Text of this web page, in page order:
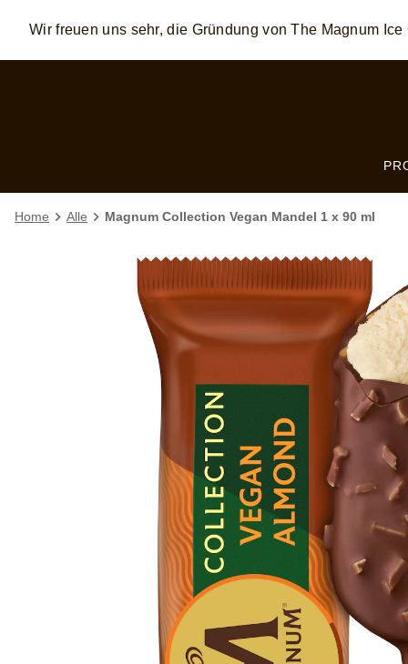
Skip to: MAIN CONTENT FOOTER
Wir freuen uns sehr, die Gründung von The Magnum
Home Alle Magnum Collection Vegan Mandel 1 x 90 ml